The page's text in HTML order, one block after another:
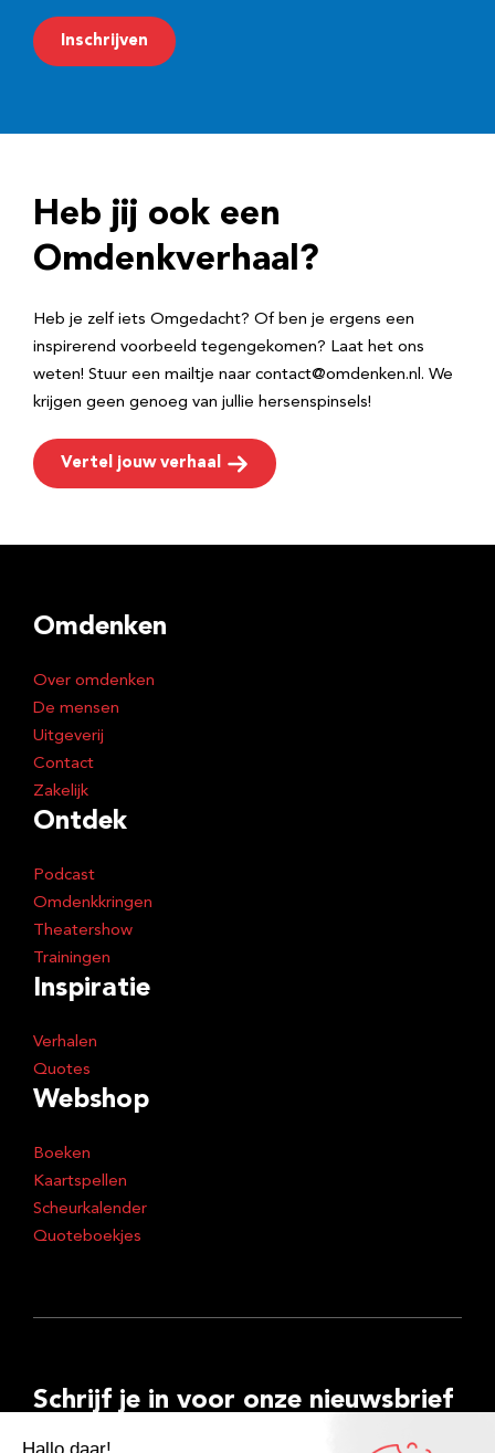
m
a
r
e
Inschrijven
Heb jij ook een
Omdenkverhaal?
Heb je zelf iets Omgedacht? Of ben je ergens een
inspirerend voorbeeld tegengekomen? Laat het ons
weten! Stuur een mailtje naar contact@omdenken.nl. We
krijgen geen genoeg van jullie hersenspinsels!
Vertel jouw verhaal
Omdenken
Over omdenken
De mensen
Uitgeverij
Contact
Zakelijk
Ontdek
Podcast
Omdenkkringen
Theatershow
Trainingen
Inspiratie
Verhalen
Quotes
Webshop
Boeken
Kaartspellen
Scheurkalender
Quoteboekjes
Schrijf je in voor onze nieuwsbrief